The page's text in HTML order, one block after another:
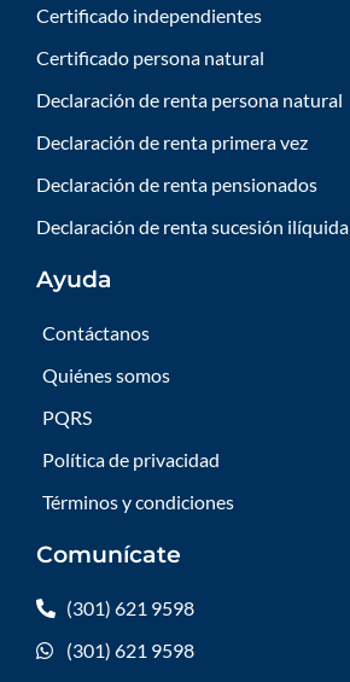
Certificado independientes
Certificado persona natural
Declaración de renta persona natural
Declaración de renta primera vez
Declaración de renta pensionados
Declaración de renta sucesión ilíquida
Ayuda
Contáctanos
Quiénes somos
PQRS
Política de privacidad
Términos y condiciones
Comunícate
(301) 621 9598
(301) 621 9598